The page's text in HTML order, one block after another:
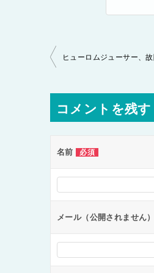
投
ナ
ビ
ー
ョ
ン
コメントを残す
名前 必須
メール（公開されません）